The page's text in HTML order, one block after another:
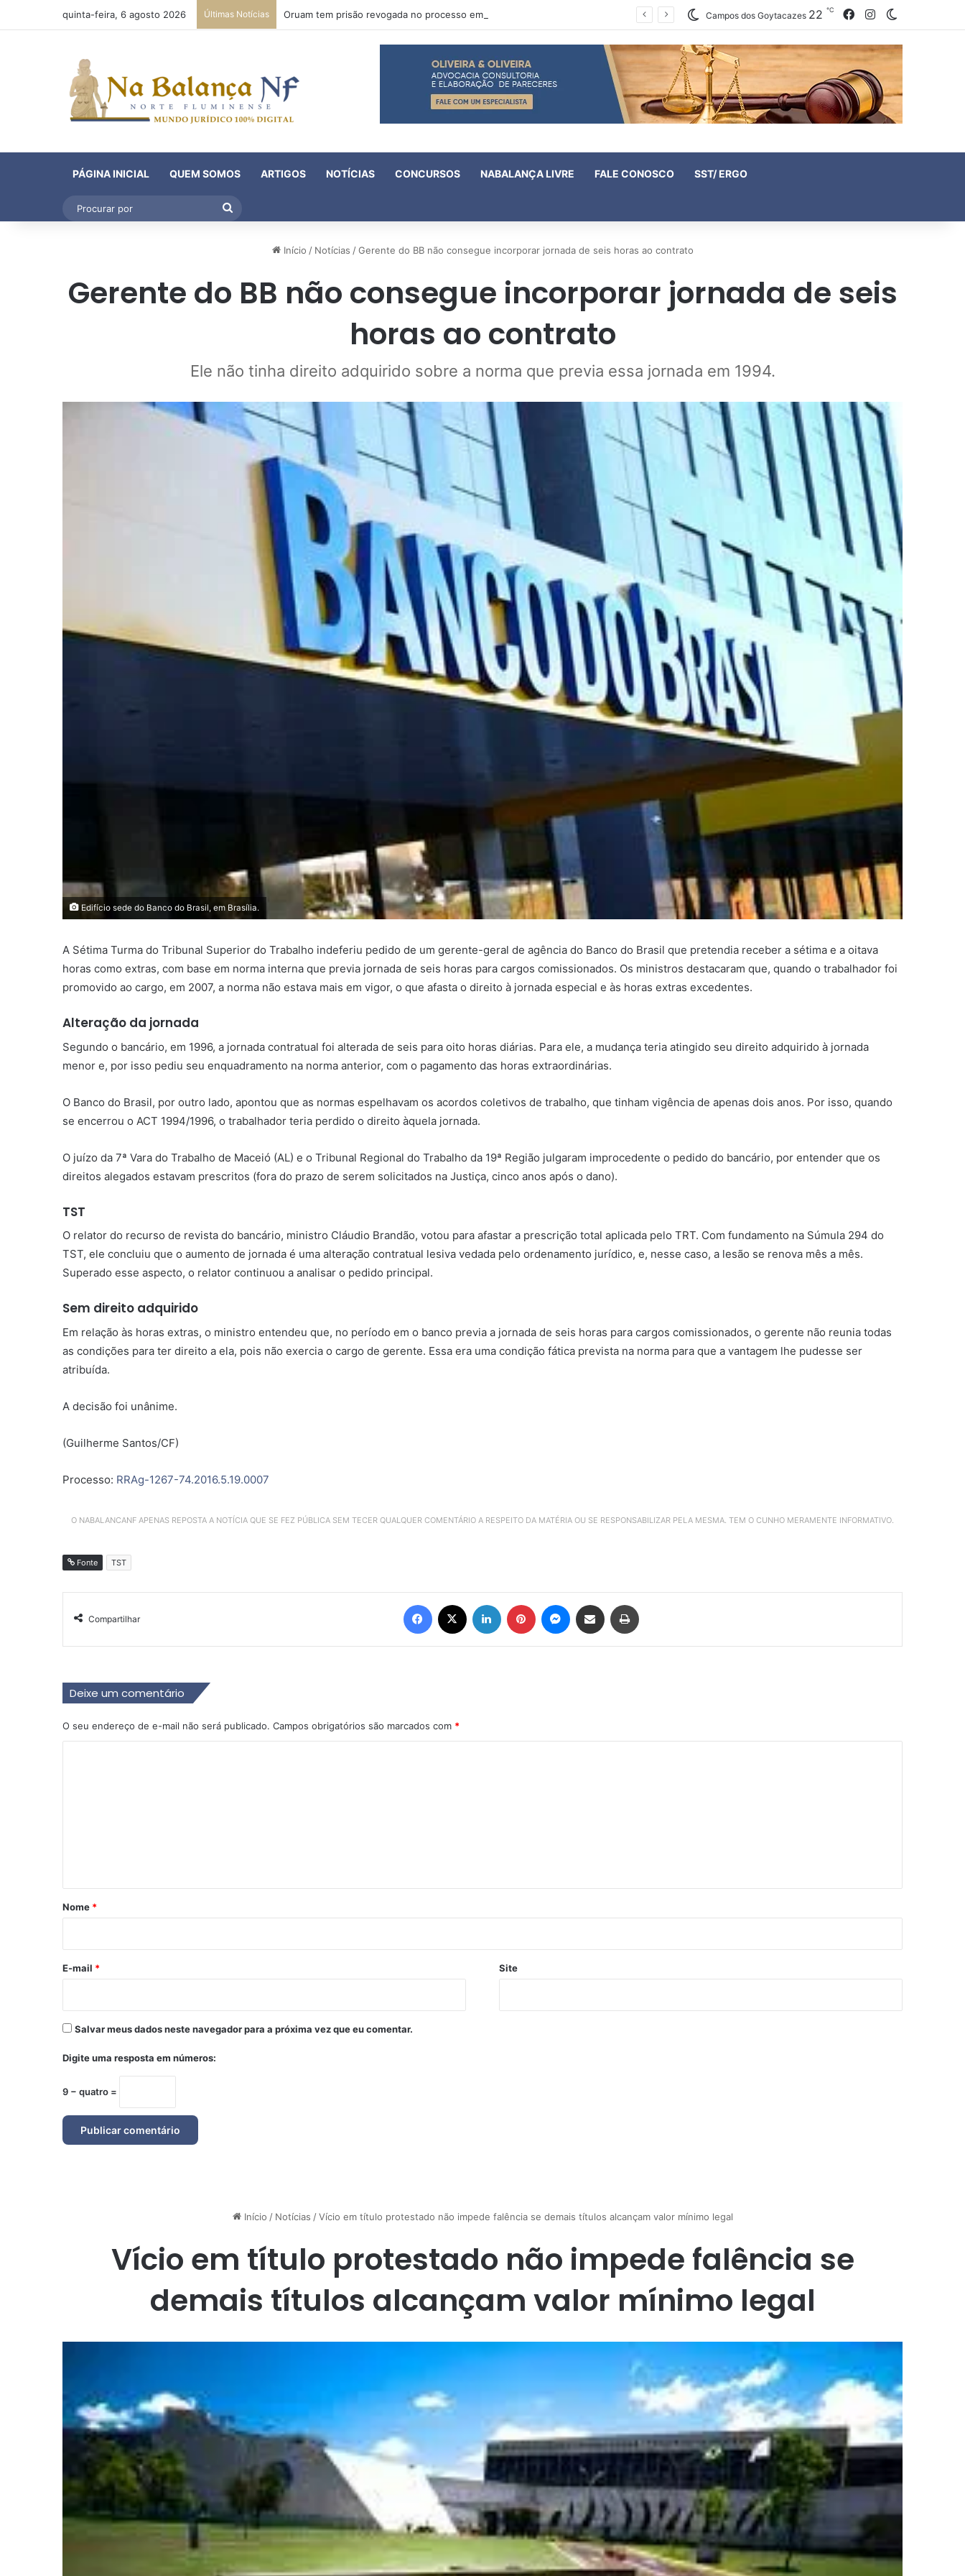
quinta-feira, 6 agosto 2026 Últimas Notícias Campos dos Goytacazes 22 ℃ FacebookInstagram
PÁGINA INICIAL QUEM SOMOS ARTIGOS NOTÍCIAS CONCURSOS NABALANÇA LIVRE FALE CONOSCO SST/ ERGO
Início / Notícias / Gerente do BB não consegue incorporar jornada de seis horas ao contrato
Gerente do BB não consegue incorporar jornada de seis
horas ao contrato
Ele não tinha direito adquirido sobre a norma que previa essa jornada em 1994.
Edifício sede do Banco do Brasil, em Brasília.
A Sétima Turma do Tribunal Superior do Trabalho indeferiu pedido de um gerente-geral de agência do Banco do Brasil que pretendia receber a sétima e a oitava
horas como extras, com base em norma interna que previa jornada de seis horas para cargos comissionados. Os ministros destacaram que, quando o trabalhador foi
promovido ao cargo, em 2007, a norma não estava mais em vigor, o que afasta o direito à jornada especial e às horas extras excedentes.
Alteração da jornada
Segundo o bancário, em 1996, a jornada contratual foi alterada de seis para oito horas diárias. Para ele, a mudança teria atingido seu direito adquirido à jornada
menor e, por isso pediu seu enquadramento na norma anterior, com o pagamento das horas extraordinárias.
O Banco do Brasil, por outro lado, apontou que as normas espelhavam os acordos coletivos de trabalho, que tinham vigência de apenas dois anos. Por isso, quando
se encerrou o ACT 1994/1996, o trabalhador teria perdido o direito àquela jornada.
O juízo da 7ª Vara do Trabalho de Maceió (AL) e o Tribunal Regional do Trabalho da 19ª Região julgaram improcedente o pedido do bancário, por entender que os
direitos alegados estavam prescritos (fora do prazo de serem solicitados na Justiça, cinco anos após o dano).
TST
O relator do recurso de revista do bancário, ministro Cláudio Brandão, votou para afastar a prescrição total aplicada pelo TRT. Com fundamento na Súmula 294 do
TST, ele concluiu que o aumento de jornada é uma alteração contratual lesiva vedada pelo ordenamento jurídico, e, nesse caso, a lesão se renova mês a mês.
Superado esse aspecto, o relator continuou a analisar o pedido principal.
Sem direito adquirido
Em relação às horas extras, o ministro entendeu que, no período em o banco previa a jornada de seis horas para cargos comissionados, o gerente não reunia todas
as condições para ter direito a ela, pois não exercia o cargo de gerente. Essa era uma condição fática prevista na norma para que a vantagem lhe pudesse ser
atribuída.
A decisão foi unânime.
(Guilherme Santos/CF)
Processo: RRAg-1267-74.2016.5.19.0007
O NABALANCANF APENAS REPOSTA A NOTÍCIA QUE SE FEZ PÚBLICA SEM TECER QUALQUER COMENTÁRIO A RESPEITO DA MATÉRIA OU SE RESPONSABILIZAR PELA MESMA. TEM O CUNHO MERAMENTE INFORMATIVO.
Fonte TST
Compartilhar
Deixe um comentário
O seu endereço de e-mail não será publicado. Campos obrigatórios são marcados com *
r
*
Nome *
E-mail * Site
Salvar meus dados neste navegador para a próxima vez que eu comentar.
Digite uma resposta em números:
9 − quatro =